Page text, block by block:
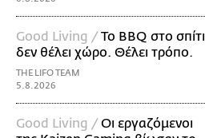
Good Living /Το BBQ στο σπίτι
δεν θέλει χώρο. Θέλει τρόπο.
THE LIFO TEAM
5.8.2026
Good Living /Οι εργαζόμενοι